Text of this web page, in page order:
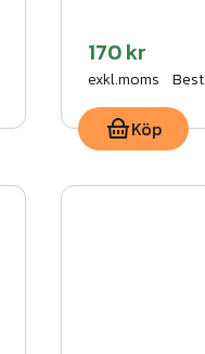
170 kr
exkl.moms
Köp